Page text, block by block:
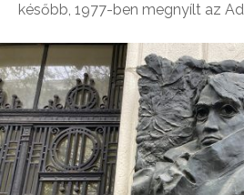
később, 1977-ben megnyílt az